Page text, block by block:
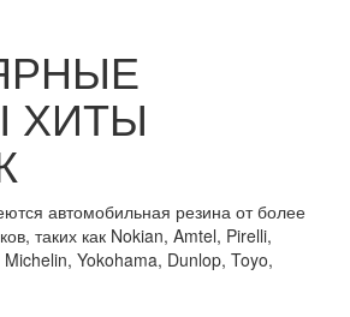
ХИТЫ
автомобильная резина от более
таких как Nokian, Amtel, Pirelli,
Yokohama, Dunlop, Toyo,